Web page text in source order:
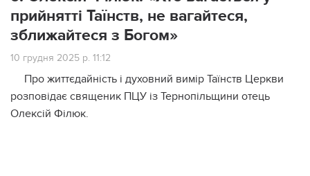
прийнятті Таїнств, не вагайтеся,
зближайтеся з Богом»
10 грудня 2025 р. 11:12
Про життєдайність і духовний вимір Таїнств Церкви
розповідає священик ПЦУ із Тернопільщини отець
Олексій Філюк.